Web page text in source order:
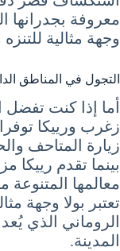
معروفة بجدرانها
وجهة مثالية
التجول في المناطق
أما إذا كنت تفضل
زغرب ورييكا
زيارة المتاحف
بينما تقدم رييكا
معالمها المتنوعة
تعتبر بولا وجهة
الروماني الذي
المدينة.